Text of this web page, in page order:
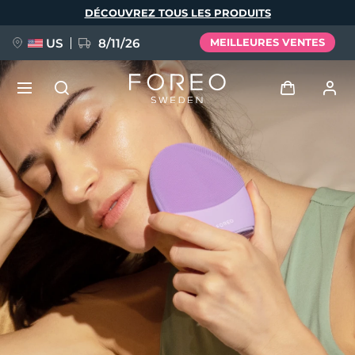
DÉCOUVREZ TOUS LES PRODUITS
US 8/11/26 MEILLEURES VENTES
Profil de l'utilisateur
Mes appareils
Mes commandes
Mes adresses
Mes abonnements
NOUVEAU
FAQ™ Pure Beauty-Tech Elixir
BREAKING NEWS
issa™ Teeth Whitening Set
Langue
English Deutsch
Español
Français
Italiano
Português
Svenska
Русский
Türkçe
简体中文 繁體中文